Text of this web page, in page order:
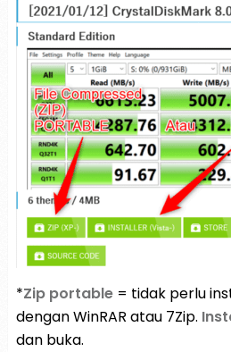
*Zip portable= tidak perlu
dengan WinRAR atau 7Zip.
dan buka.